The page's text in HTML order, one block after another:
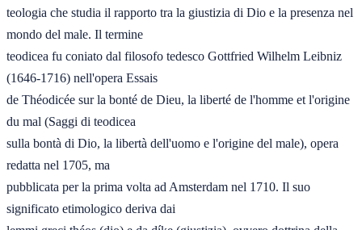
teologia che studia il rapporto tra la giustizia di Dio e la presenza nel
mondo del male. Il termine
teodicea fu coniato dal filosofo tedesco Gottfried Wilhelm Leibniz
(1646-1716) nell'opera Essais
de Théodicée sur la bonté de Dieu, la liberté de l'homme et l'origine
du mal (Saggi di teodicea
sulla bontà di Dio, la libertà dell'uomo e l'origine del male), opera
redatta nel 1705, ma
pubblicata per la prima volta ad Amsterdam nel 1710. Il suo
significato etimologico deriva dai